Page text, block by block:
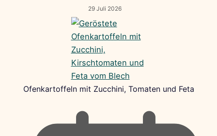
29 Juli 2026
Ofenkartoffeln mit Zucchini, Tomaten und Feta